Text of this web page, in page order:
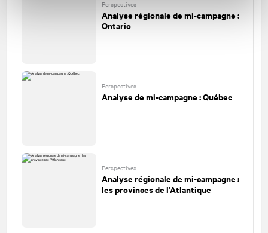
Perspectives
Analyse régionale de mi-campagne :
Ontario
Perspectives
Analyse de mi-campagne : Québec
Perspectives
Analyse régionale de mi-campagne :
les provinces de l’Atlantique